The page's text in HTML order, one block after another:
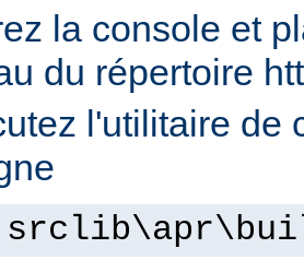
la console et
du répertoire
l'utilitaire de